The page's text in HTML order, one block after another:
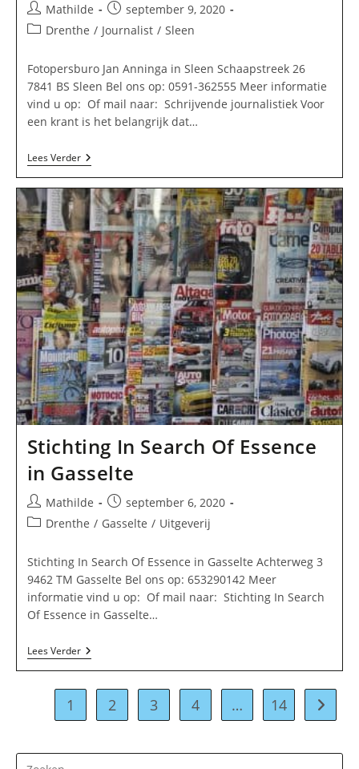
Bericht
auteur:
Mathilde
Bericht
gepubliceerd
september 9, 2020
Berichtcategorie:
Drenthe / Journalist / Sleen
Fotopersburo Jan Anninga in Sleen Schaapstreek 26
7841 BS Sleen Bel ons op: 0591-362555 Meer informatie
vind u op: Of mail naar: Schrijvende journalistiek Voor
een krant is het belangrijk dat…
Lees VerderFotopersburo
Jan
In
Sleen
Stichting In Search Of Essence
in Gasselte
Bericht
auteur:
Mathilde
Bericht
gepubliceerd
september 6, 2020
Berichtcategorie:
Drenthe / Gasselte / Uitgeverij
Stichting In Search Of Essence in Gasselte Achterweg 3
9462 TM Gasselte Bel ons op: 653290142 Meer
informatie vind u op: Of mail naar: Stichting In Search
Of Essence in Gasselte…
Lees VerderStichting
In
Of
Essence
1 2 3 4 … 14 Naar